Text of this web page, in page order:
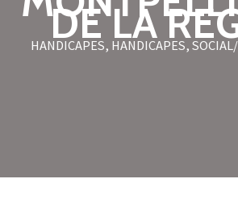
DE LA
HANDICAPES, HANDICAPES,